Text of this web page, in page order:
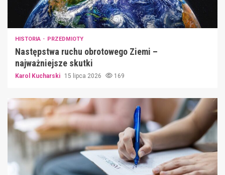
HISTORIA PRZEDMIOTY
Następstwa ruchu obrotowego Ziemi –
najważniejsze skutki
Karol Kucharski 15 lipca 2026 169